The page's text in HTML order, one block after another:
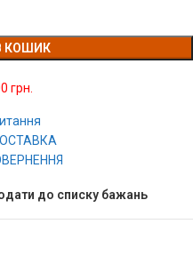
КОШИК
грн.
до списку бажань